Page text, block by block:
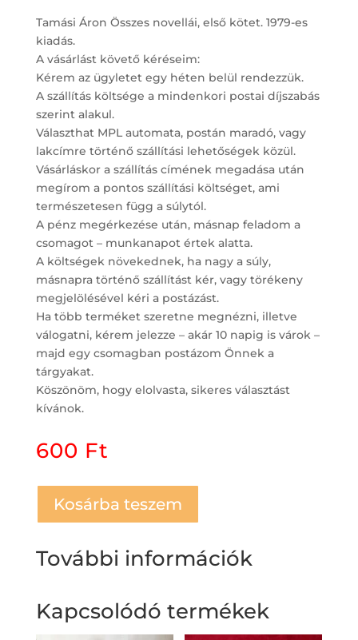
Tamási Áron Összes novellái, első kötet. 1979-es
kiadás.
A vásárlást követő kéréseim:
Kérem az ügyletet egy héten belül rendezzük.
A szállítás költsége a mindenkori postai díjszabás
szerint alakul.
Választhat MPL automata, postán maradó, vagy
lakcímre történő szállítási lehetőségek közül.
Vásárláskor a szállítás címének megadása után
megírom a pontos szállítási költséget, ami
természetesen függ a súlytól.
A pénz megérkezése után, másnap feladom a
csomagot – munkanapot értek alatta.
A költségek növekednek, ha nagy a súly,
másnapra történő szállítást kér, vagy törékeny
megjelölésével kéri a postázást.
Ha több terméket szeretne megnézni, illetve
válogatni, kérem jelezze – akár 10 napig is várok –
majd egy csomagban postázom Önnek a
tárgyakat.
Köszönöm, hogy elolvasta, sikeres választást
kívánok.
600 Ft
Kosárba teszem
További információk
Kapcsolódó termékek